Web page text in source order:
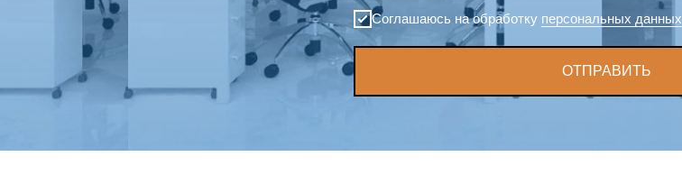
Соглашаюсь на обработку персональных данных
ОТПРАВИТЬ